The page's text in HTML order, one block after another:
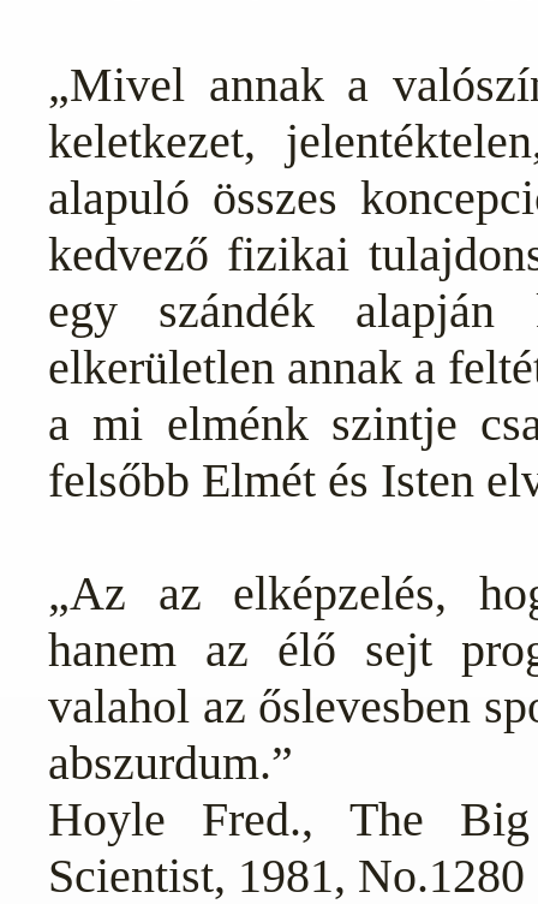
„Mivel annak a
keletkezet,
alapuló összes
kedvező fizikai
egy szándék alapján
elkerületlen annak a
a mi elménk szintje
felsőbb Elmét és Isten
„Az az elképzelés,
hanem az élő sejt
valahol az őslevesben
abszurdum.”
Hoyle Fred., The
Scientist, 1981, No.1280